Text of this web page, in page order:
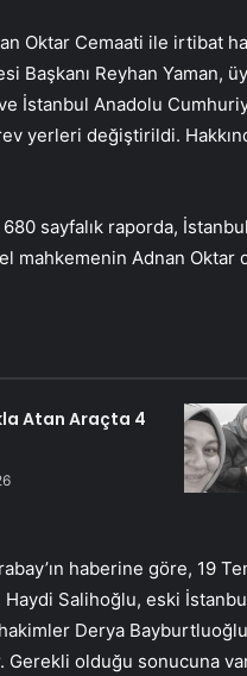
Oktar Cemaati ile irtibat
Başkanı Reyhan Yaman,
İstanbul Anadolu
yerleri değiştirildi.
680 sayfalık raporda,
mahkemenin Adnan Oktar
Atan Araçta 4
haberine göre, 19
Haydi Salihoğlu, eski
Derya
Gerekli olduğu sonucuna